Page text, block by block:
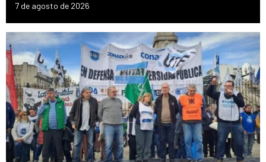
7 de agosto de 2026